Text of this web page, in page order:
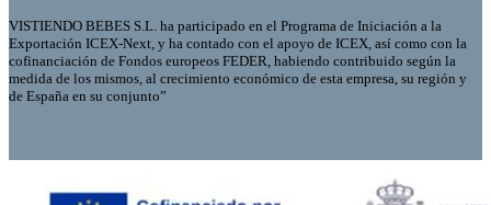
VISTIENDO BEBES S.L. ha participado en el Programa de Iniciación a la
Exportación ICEX-Next, y ha contado con el apoyo de ICEX, así como con la
cofinanciación de Fondos europeos FEDER, habiendo contribuido según la
medida de los mismos, al crecimiento económico de esta empresa, su región y
de España en su conjunto”